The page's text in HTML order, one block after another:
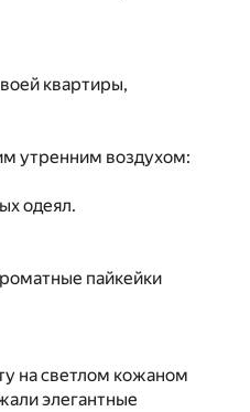
квартиры,
утренним воздухом:
одеял.
пайкейки
на светлом кожаном
элегантные